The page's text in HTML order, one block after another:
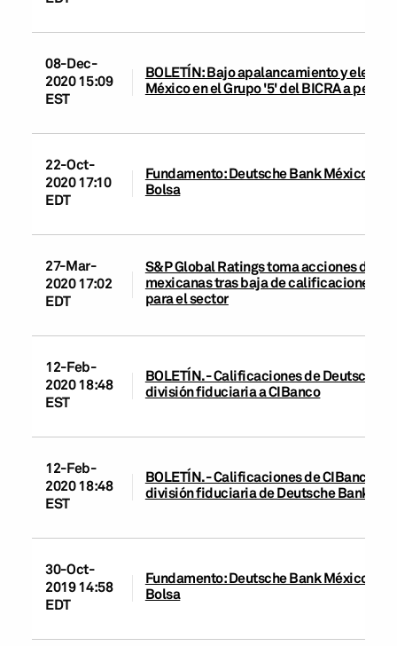
08-Dec-
2020 15:09
EST
BOLETÍN: Bajo apalancamiento y
México en el Grupo '5' del BICRA a
22-Oct-
2020 17:10
EDT
Fundamento: Deutsche Bank México
Bolsa
27-Mar-
2020 17:02
EDT
S&P Global Ratings toma acciones de
mexicanas tras baja de calificaciones
para el sector
12-Feb-
2020 18:48
EST
BOLETÍN.- Calificaciones de Deutsche
división fiduciaria a CIBanco
12-Feb-
2020 18:48
EST
BOLETÍN.- Calificaciones de CIBanco y
división fiduciaria de Deutsche Bank
30-Oct-
2019 14:58
EDT
Fundamento: Deutsche Bank México
Bolsa